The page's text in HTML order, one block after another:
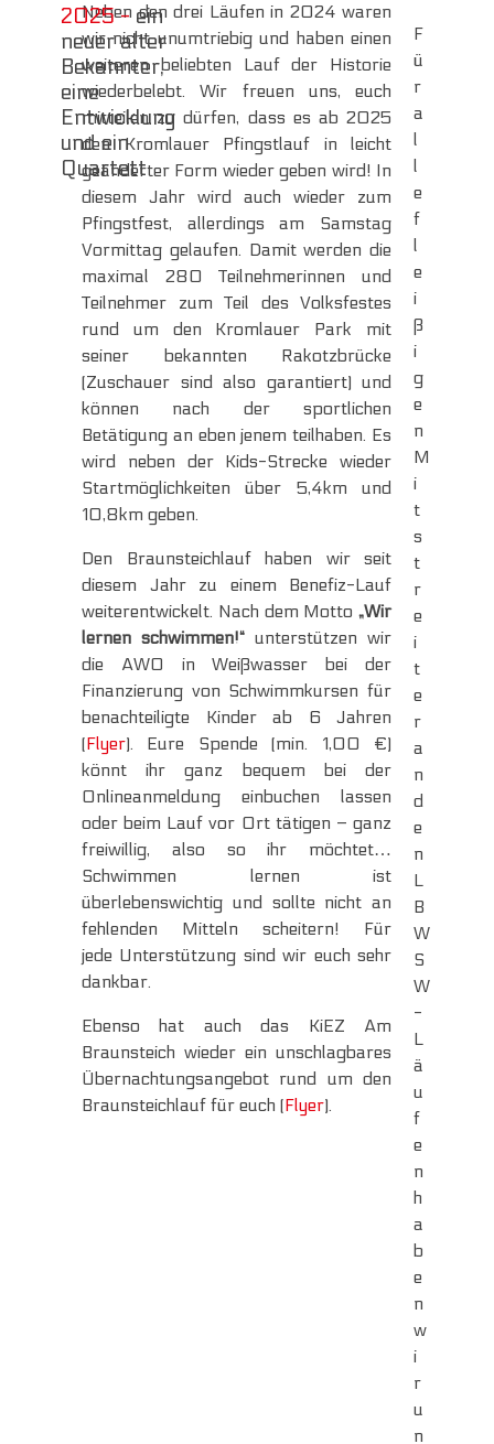
2025 - ein
neuer alter
Bekannter,
eine
Entwicklung
und ein
Quartett
Neben den drei Läufen in 2024 waren
wir nicht unumtriebig und haben einen
weiteren beliebten Lauf der Historie
wiederbelebt. Wir freuen uns, euch
mitteilen zu dürfen, dass es ab 2025
den Kromlauer Pfingstlauf in leicht
geänderter Form wieder geben wird! In
diesem Jahr wird auch wieder zum
Pfingstfest, allerdings am Samstag
Vormittag gelaufen. Damit werden die
maximal 280 Teilnehmerinnen und
Teilnehmer zum Teil des Volksfestes
rund um den Kromlauer Park mit
seiner bekannten Rakotzbrücke
(Zuschauer sind also garantiert) und
können nach der sportlichen
Betätigung an eben jenem teilhaben. Es
wird neben der Kids-Strecke wieder
Startmöglichkeiten über 5,4km und
10,8km geben.
Den Braunsteichlauf haben wir seit
diesem Jahr zu einem Benefiz-Lauf
weiterentwickelt. Nach dem Motto„Wir
lernen schwimmen!“unterstützen wir
die AWO in Weißwasser bei der
Finanzierung von Schwimmkursen für
benachteiligte Kinder ab 6 Jahren
(Flyer). Eure Spende (min. 1,00 €)
könnt ihr ganz bequem bei der
Onlineanmeldung einbuchen lassen
oder beim Lauf vor Ort tätigen – ganz
freiwillig, also so ihr möchtet…
Schwimmen lernen ist
überlebenswichtig und sollte nicht an
fehlenden Mitteln scheitern! Für
jede Unterstützung sind wir euch sehr
dankbar.
Ebenso hat auch das KiEZ Am
Braunsteich wieder ein unschlagbares
Übernachtungsangebot rund um den
Braunsteichlauf für euch (Flyer).
F
ü
r
a
l
l
e
f
l
e
i
ß
i
g
e
n
M
i
t
s
t
r
e
i
t
e
r
a
n
d
e
n
L
B
W
S
W
-
L
ä
u
f
e
n
h
a
b
e
n
w
i
r
u
n